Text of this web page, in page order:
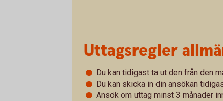
Uttagsregler
Du kan tidigast ta ut den från den
Du kan skicka in din ansökan
Ansök om uttag minst 3 månader